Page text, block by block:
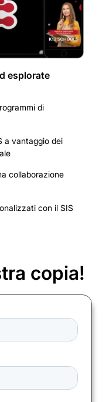
esplorate
di
a vantaggio dei
collaborazione
con il SIS
copia!